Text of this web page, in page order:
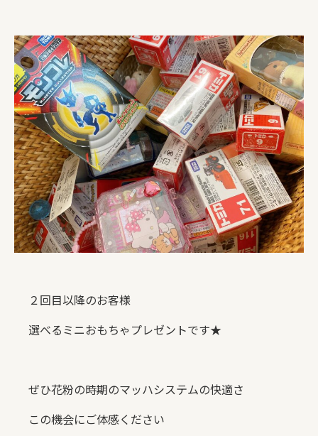
２回目以降のお客様
選べるミニおもちゃプレゼントです★
ぜひ花粉の時期のマッハシステムの快適さ
この機会にご体感ください